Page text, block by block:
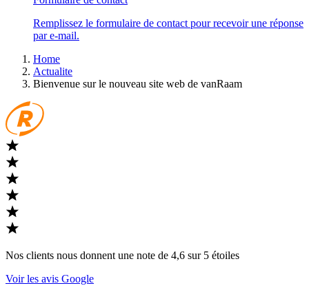
Remplissez le formulaire de contact pour recevoir une réponse
par e-mail.
Home
Actualite
Bienvenue sur le nouveau site web de vanRaam
Nos clients nous donnent une note de 4,6 sur 5 étoiles
Voir les avis Google